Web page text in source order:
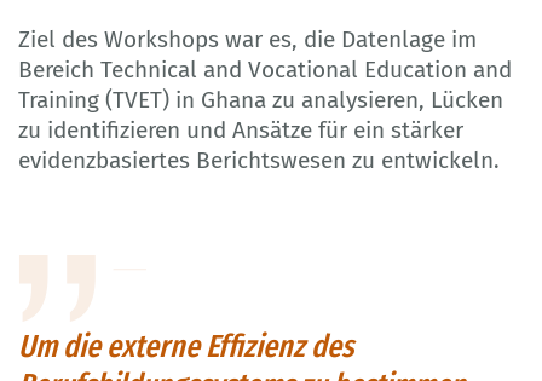
Ziel des Workshops war es, die Datenlage im
Bereich Technical and Vocational Education and
Training (TVET) in Ghana zu analysieren, Lücken
zu identifizieren und Ansätze für ein stärker
evidenzbasiertes Berichtswesen zu entwickeln.
Um die externe Effizienz des